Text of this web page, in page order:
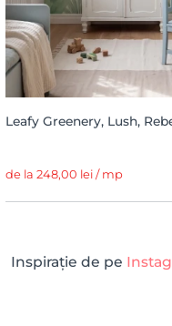
Leafy Greenery, Lush,
de la 248,00 lei / mp
Inspirație de pe